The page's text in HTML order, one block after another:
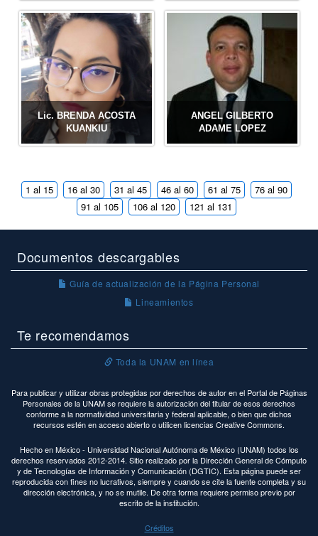
Lic. BRENDA ACOSTA
KUANKIU
ANGEL GILBERTO
ADAME LOPEZ
1 al 15 16 al 30 31 al 45 46 al 60 61 al 75
76 al 90
91 al 105
106 al 120 121 al 131
Documentos descargables
Guía de actualización de la Página Personal
Lineamientos
Te recomendamos
Toda la UNAM en línea
Para publicar y utilizar obras protegidas por derechos de autor en el Portal de Páginas
Personales de la UNAM se requiere la autorización del titular de esos derechos
conforme a la normatividad universitaria y federal aplicable, o bien que dichos
recursos estén en acceso abierto o utilicen licencias Creative Commons.
Hecho en México - Universidad Nacional Autónoma de México (UNAM) todos los
derechos reservados 2012-2014. Sitio realizado por la Dirección General de Cómputo
y de Tecnologías de Información y Comunicación (DGTIC). Esta página puede ser
reproducida con fines no lucrativos, siempre y cuando se cite la fuente completa y su
dirección electrónica, y no se mutile. De otra forma requiere permiso previo por
escrito de la institución.
Créditos